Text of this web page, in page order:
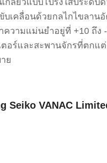
กลียวแบบโปร่งใสประดั
บเคลื่อนด้วยกลไกไขลา
วามแม่นยำอยู่ที่ +10 ถึ
อร์และสะพานจักรที่ตก
ย
Seiko VANAC